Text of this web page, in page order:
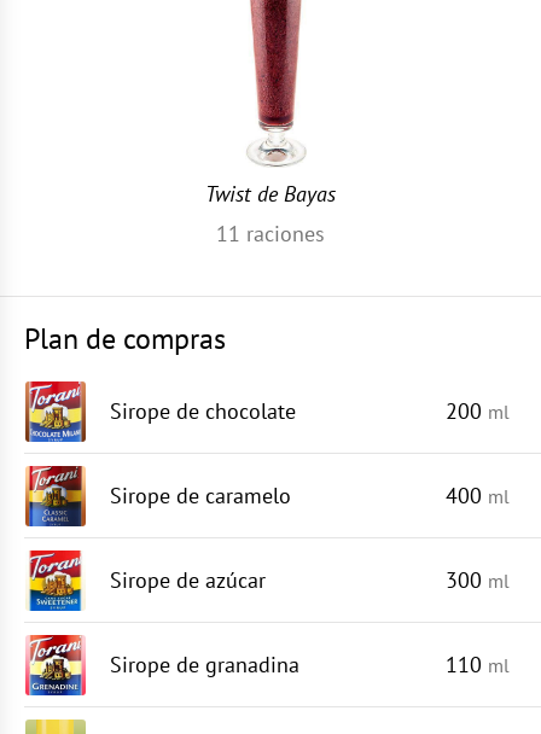
Twist de Bayas
11 raciones
Plan de compras
Sirope de chocolate 200 ml
Sirope de caramelo 400 ml
Sirope de azúcar 300 ml
Sirope de granadina 110 ml